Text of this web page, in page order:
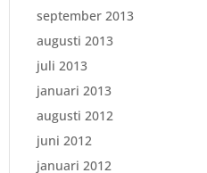
september 2013
augusti 2013
juli 2013
januari 2013
augusti 2012
juni 2012
januari 2012